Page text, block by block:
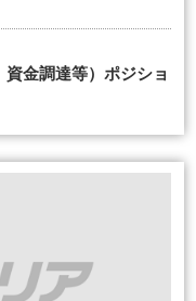
金調達等）ポジショ